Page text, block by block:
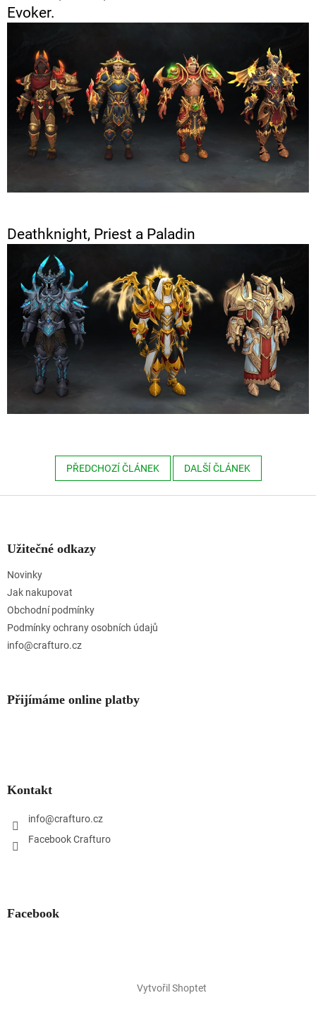
Evoker.
Deathknight, Priest a Paladin
PŘEDCHOZÍ ČLÁNEK DALŠÍ ČLÁNEK
Užitečné odkazy
Novinky
Jak nakupovat
Obchodní podmínky
Podmínky ochrany osobních údajů
info@crafturo.cz
Přijímáme online platby
Kontakt
info@crafturo.cz
Facebook Crafturo
Facebook
Vytvořil Shoptet